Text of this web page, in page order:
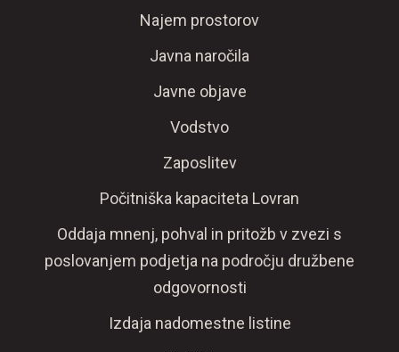
Najem prostorov
Javna naročila
Javne objave
Vodstvo
Zaposlitev
Počitniška kapaciteta Lovran
Oddaja mnenj, pohval in pritožb v zvezi s
poslovanjem podjetja na področju družbene
odgovornosti
Izdaja nadomestne listine